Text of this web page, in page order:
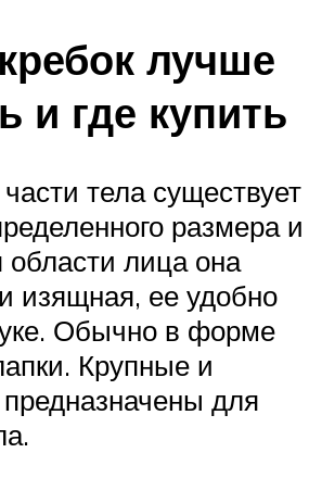
лучше
и где купить
тела существует
размера и
лица она
изящная, ее удобно
Обычно в форме
Крупные и
для